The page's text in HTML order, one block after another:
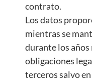
contrato.
Los datos
mientras se
durante los años
obligaciones
terceros salvo